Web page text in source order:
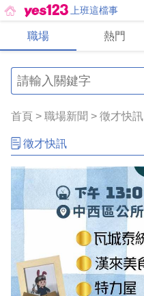
上班這檔事
職場 熱門
首頁 > 職場新聞 > 徵才快訊
徵才快訊